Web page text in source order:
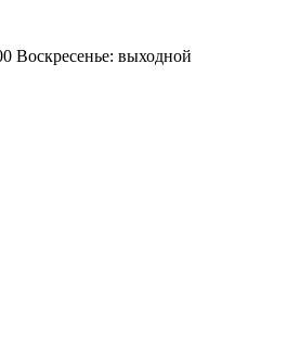
Воскресенье: выходной